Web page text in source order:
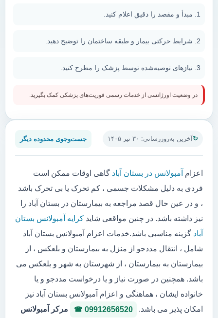
آخرین به‌روزرسانی: ۳۰ تیر ۱۴۰۵ جست‌وجوی محدوده دیگر
اعزام آمبولانس در بستان آباد گاهی اوقات ممکن است
فردی به دلیل مشکلات جسمی ، کم تحرک یا بی تحرک باشد
، و در عین حال قصد مراجعه به بیمارستان در بستان آباد را
نیز داشته باشد. در چنین مواقعی شاید کرایه آمبولانس بستان
آباد گزینه مناسبی باشد.خدمات اعزام آمبولانس بستان آباد
شامل ، انتقال مددجو از منزل به بیمارستان و بلعکس ، از
بیمارستان به بیمارستان ، از شهرستان به شهر و بلعکس می
باشد. همچنین در صورت نیاز و یا درخواست مددجو و یا
خانواده ایشان ، هماهنگی و اعزام آمبولانس بستان آباد نیز
امکان پذیر می باشد.
09912656520
مرکر آمبولانس
مبدأ و مقصد را دقیق اعلام کنید.
شرایط حرکتی بیمار و طبقه ساختمان را توضیح دهید.
نیازهای توصیه‌شده توسط پزشک را مطرح کنید.
در وضعیت اورژانسی از خدمات رسمی فوریت‌های پزشکی کمک بگیرید.